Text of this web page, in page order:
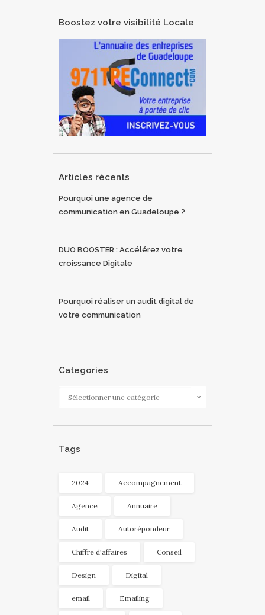
Boostez votre visibilité Locale
Articles récents
Pourquoi une agence de
communication en Guadeloupe ?
DUO BOOSTER : Accélérez votre
croissance Digitale
Pourquoi réaliser un audit digital de
votre communication
Categories
Tags
2024 Accompagnement
Agence Annuaire
Audit Autorépondeur
Chiffre d'affaires Conseil
Design Digital
email Emailing